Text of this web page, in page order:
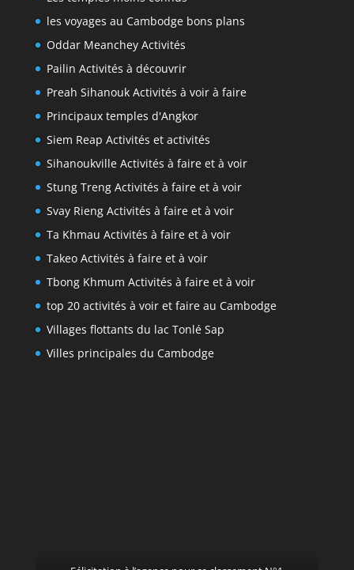
les voyages au Cambodge bons plans
Oddar Meanchey Activités
Pailin Activités à découvrir
Preah Sihanouk Activités à voir à faire
Principaux temples d'Angkor
Siem Reap Activités et activités
Sihanoukville Activités à faire et à voir
Stung Treng Activités à faire et à voir
Svay Rieng Activités à faire et à voir
Ta Khmau Activités à faire et à voir
Takeo Activités à faire et à voir
Tbong Khmum Activités à faire et à voir
top 20 activités à voir et faire au Cambodge
Villages flottants du lac Tonlé Sap
Villes principales du Cambodge